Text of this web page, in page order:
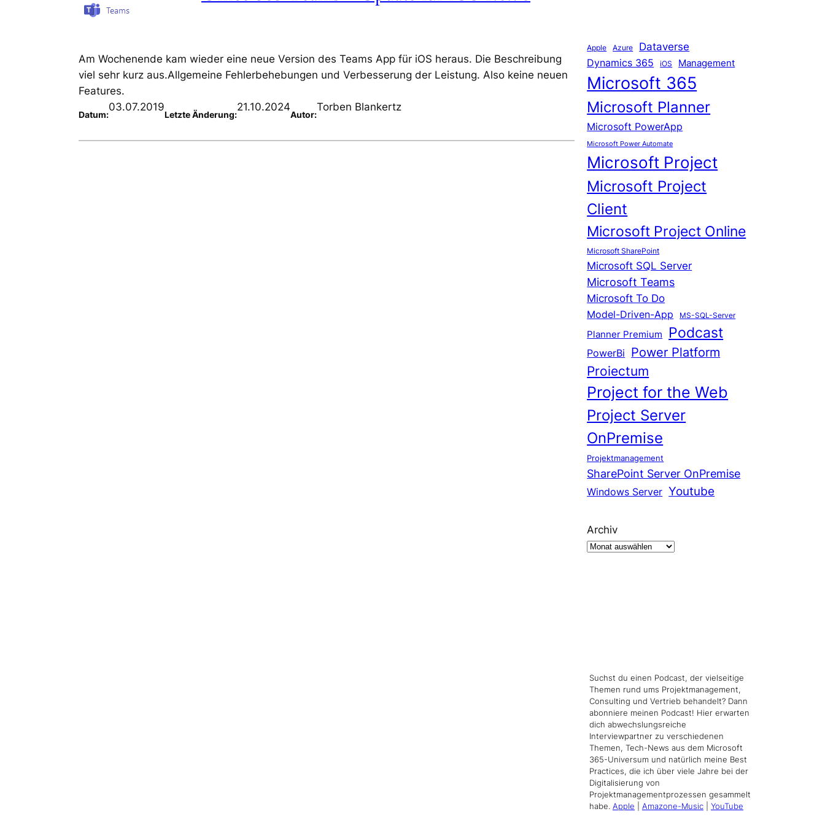
Am Wochenende kam wieder eine neue Version des Teams App für iOS heraus. Die Beschreibung
viel sehr kurz aus.Allgemeine Fehlerbehebungen und Verbesserung der Leistung. Also keine neuen
Features.
Datum:
03.07.2019
Letzte Änderung:
21.10.2024
Autor:
Torben Blankertz
Apple Azure Dataverse
Dynamics 365 iOS Management
Microsoft 365
Microsoft Planner
Microsoft PowerApp
Microsoft Power Automate
Microsoft Project
Microsoft Project
Client
Microsoft Project Online
Microsoft SharePoint
Microsoft SQL Server
Microsoft Teams
Microsoft To Do
Model-Driven-App MS-SQL-Server
Planner Premium Podcast
PowerBi Power Platform
Proiectum
Project for the Web
Project Server
OnPremise
Projektmanagement
SharePoint Server OnPremise
Windows Server Youtube
Archiv
Suchst du einen Podcast, der vielseitige
Themen rund ums Projektmanagement,
Consulting und Vertrieb behandelt? Dann
abonniere meinen Podcast! Hier erwarten
dich abwechslungsreiche
Interviewpartner zu verschiedenen
Themen, Tech-News aus dem Microsoft
365-Universum und natürlich meine Best
Practices, die ich über viele Jahre bei der
Digitalisierung von
Projektmanagementprozessen gesammelt
habe. Apple Amazone-Music YouTube